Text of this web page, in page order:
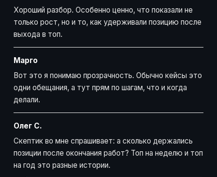
Хороший разбор. Особенно ценно, что показали не
только рост, но и то, как удерживали позицию после
выхода в топ.
Марго
Вот это я понимаю прозрачность. Обычно кейсы это
одни обещания, а тут прям по шагам, что и когда
делали.
Олег С.
Скептик во мне спрашивает: а сколько держались
позиции после окончания работ? Топ на неделю и топ
на год это разные истории.